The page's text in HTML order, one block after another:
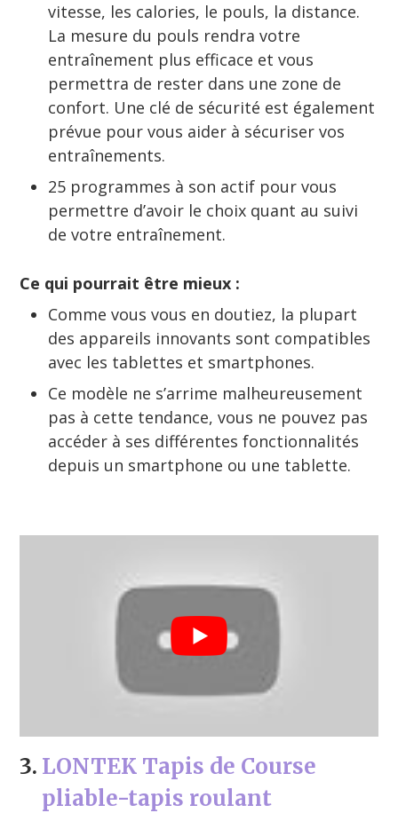
vitesse, les calories, le pouls, la distance.
La mesure du pouls rendra votre
entraînement plus efficace et vous
permettra de rester dans une zone de
confort. Une clé de sécurité est également
prévue pour vous aider à sécuriser vos
entraînements.
25 programmes à son actif pour vous
permettre d’avoir le choix quant au suivi
de votre entraînement.
Ce qui pourrait être mieux :
Comme vous vous en doutiez, la plupart
des appareils innovants sont compatibles
avec les tablettes et smartphones.
Ce modèle ne s’arrime malheureusement
pas à cette tendance, vous ne pouvez pas
accéder à ses différentes fonctionnalités
depuis un smartphone ou une tablette.
3. LONTEK Tapis de Course
pliable-tapis roulant